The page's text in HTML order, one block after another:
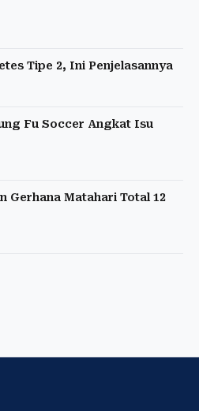
Tipe 2, Ini Penjelasannya
Fu Soccer Angkat Isu
Gerhana Matahari Total 12